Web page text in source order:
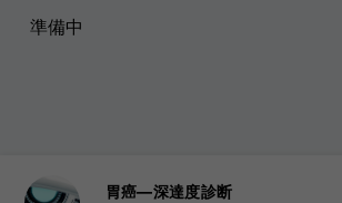
準備中
胃癌―深達度診断